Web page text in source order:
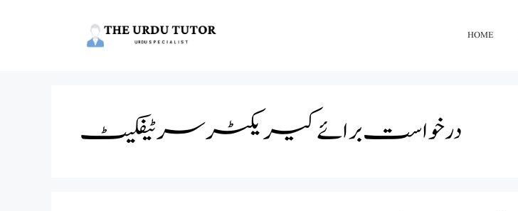
HOME
درخواست برائے کیریکٹر سرٹیفکیٹ